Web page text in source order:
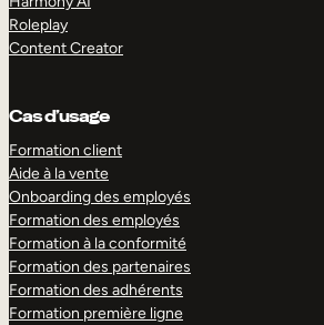
Roleplay
Content Creator
Cas d’usage
Formation client
Aide à la vente
Onboarding des employés
Formation des employés
Formation à la conformité
Formation des partenaires
Formation des adhérents
Formation première ligne